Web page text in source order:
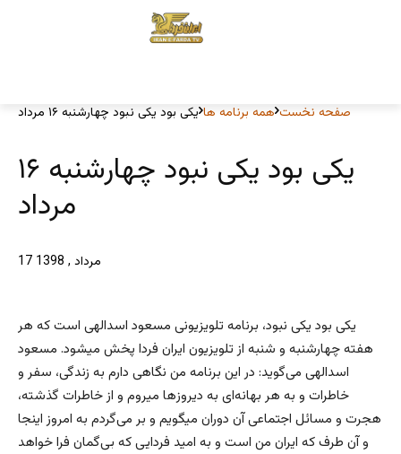
صفحه نخست همه برنامه ها یکی بود یکی نبود چهارشنبه ۱۶ مرداد
یکی بود یکی نبود چهارشنبه ۱۶
مرداد
17 مرداد , 1398
یکی‌ بود یکی‌ نبود، برنامه تلویزیونی مسعود اسدالهی است که هر
هفته چهارشنبه‌ و شنبه‌ از تلویزیون ایران فردا پخش میشود. مسعود
اسدالهی می‌گوید: در این برنامه من نگاهی‌ دارم به زندگی‌، سفر و
خاطرات و به هر بهانه‌ا‌ی به دیروز‌ها میروم و از خاطرات گذشته،
هجرت و مسائل اجتماعی آن دوران میگویم و بر می‌گردم به امروز اینجا
و آن طرف که ایران من است و به امید فردایی که بی‌گمان فرا خواهد